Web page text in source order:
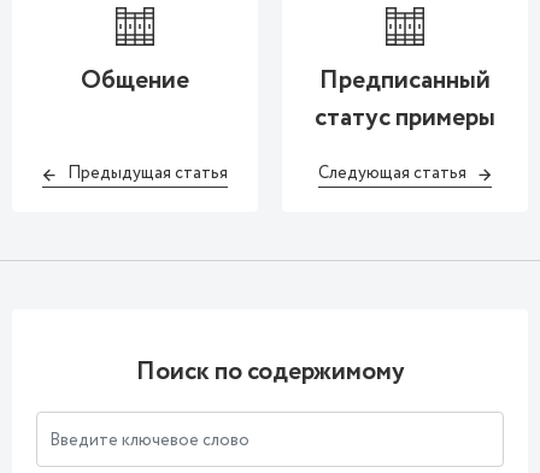
Общение
Предыдущая статья
Предписанный
статус примеры
Следующая статья
Поиск по содержимому